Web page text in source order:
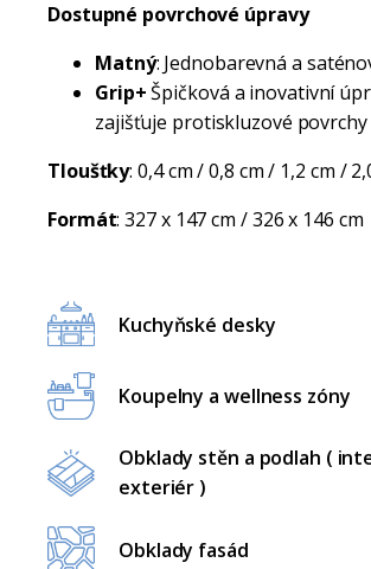
Dostupné povrchové úpravy
Matný: Jednobarevná a
Grip+Špičková a inovativní
zajišťuje protiskluzové povrchy
Tloušťky: 0,4 cm / 0,8 cm / 1,2 cm /
Formát: 327 x 147 cm / 326 x 146 cm
Kuchyňské desky
Koupelny a wellness zóny
Obklady stěn a podlah (
exteriér )
Obklady fasád